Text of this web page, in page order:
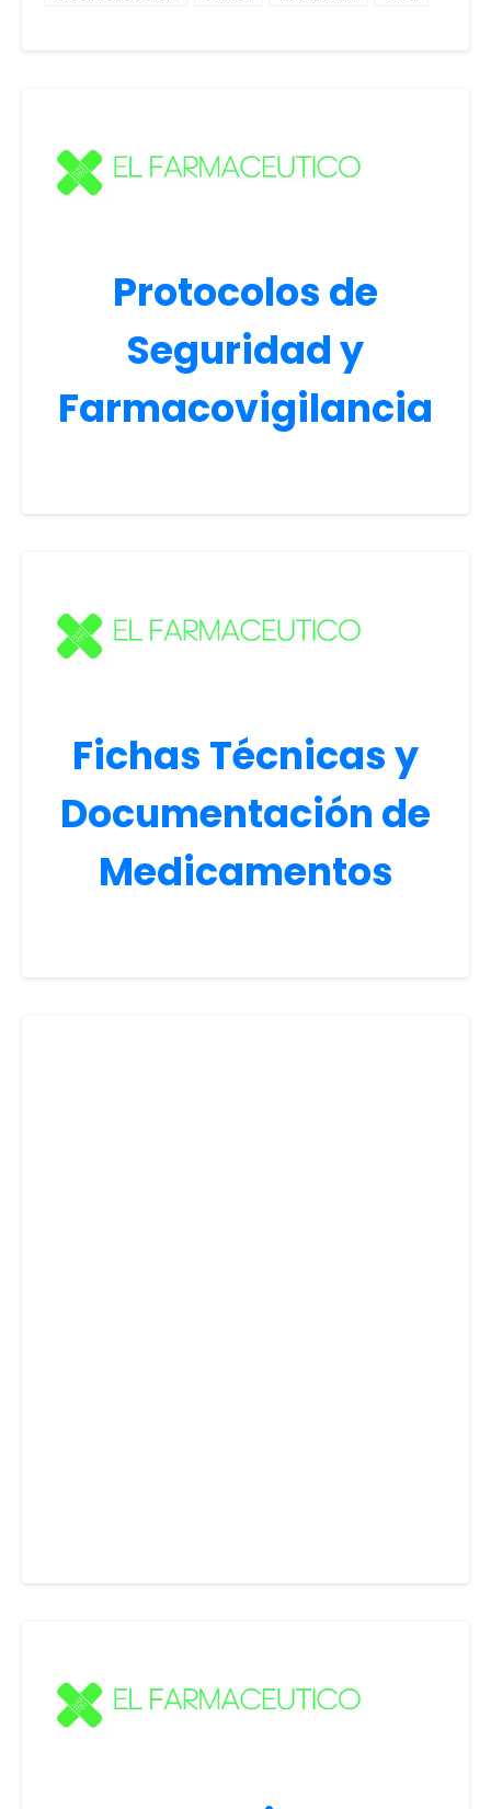
Protocolos de
Seguridad y
Farmacovigilancia
Fichas Técnicas y
Documentación de
Medicamentos